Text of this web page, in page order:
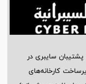
سایبری در
کارخانه‌های